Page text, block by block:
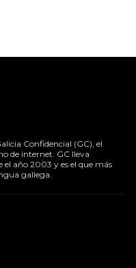
Confidencial (GC), el
de internet. GC lleva
año 2003 y es el que más
gallega.